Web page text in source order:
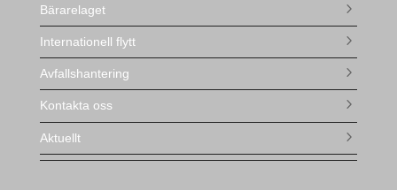
Bärarelaget
Internationell flytt
Avfallshantering
Kontakta oss
Aktuellt